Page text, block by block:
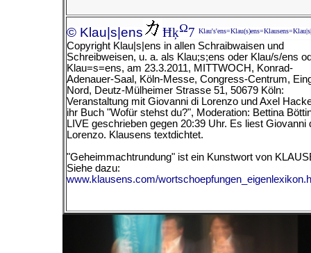
© Klau|s|ens ĦķΩ7
Copyright Klau|s|ens in allen Schraibwaisen und
Schreibweisen, u. a. als Klau;s;ens oder Klau/s/ens
Klau=s=ens, am 23.3.2011, MITTWOCH, Konrad-
Adenauer-Saal, Köln-Messe, Congress-Centrum,
Nord, Deutz-Mülheimer Strasse 51, 50679 Köln:
Veranstaltung mit Giovanni di Lorenzo und Axel
ihr Buch "Wofür stehst du?", Moderation: Bettina
LIVE geschrieben gegen 20:39 Uhr. Es liest Giovanni
Lorenzo. Klausens textdichtet.
"Geheimmachtrundung" ist ein Kunstwort von
Siehe dazu:
www.klausens.com/